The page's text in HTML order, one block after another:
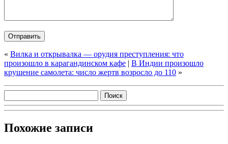
« Вилка и открывалка — орудия преступления: что
произошло в карагандинском кафе | В Индии произошло
крушение самолета: число жертв возросло до 110 »
Похожие записи